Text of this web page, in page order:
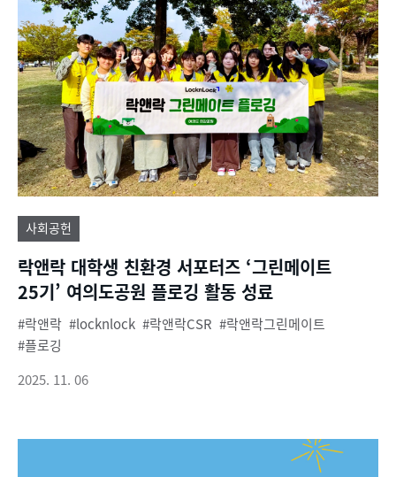
사회공헌
락앤락 대학생 친환경 서포터즈 ‘그린메이트
25기’ 여의도공원 플로깅 활동 성료
락앤락 locknlock 락앤락CSR
락앤락그린메이트
플로깅
2025. 11. 06